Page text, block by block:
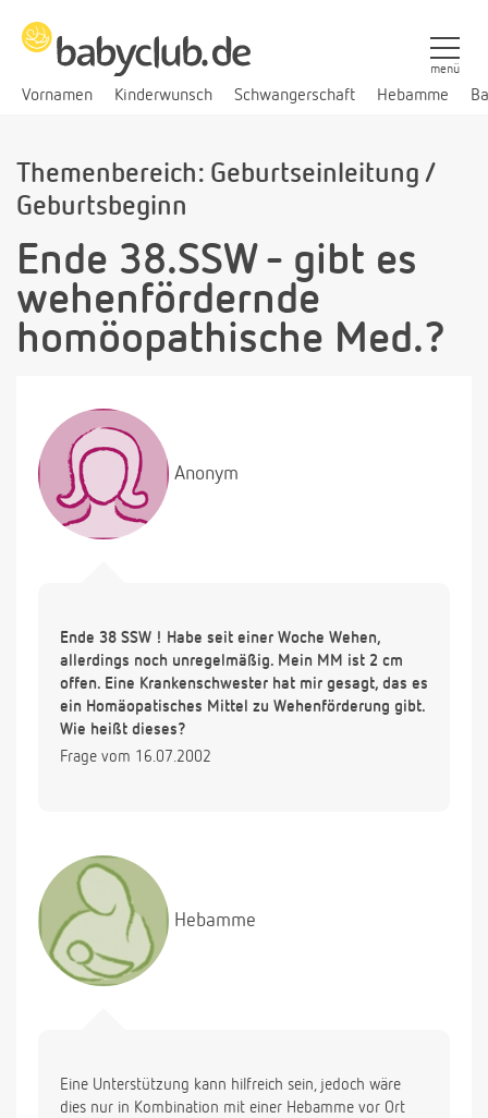
Vornamen Kinderwunsch Schwangerschaft Hebamme
menü
Themenbereich: Geburtseinleitung /
Geburtsbeginn
Ende 38.SSW - gibt es
wehenfördernde
homöopathische Med.?
Anonym
Ende 38 SSW ! Habe seit einer Woche Wehen,
allerdings noch unregelmäßig. Mein MM ist 2 cm
offen. Eine Krankenschwester hat mir gesagt, das es
ein Homäopatisches Mittel zu Wehenförderung gibt.
Wie heißt dieses?
Frage vom 16.07.2002
Hebamme
Eine Unterstützung kann hilfreich sein, jedoch wäre
dies nur in Kombination mit einer Hebamme vor Ort